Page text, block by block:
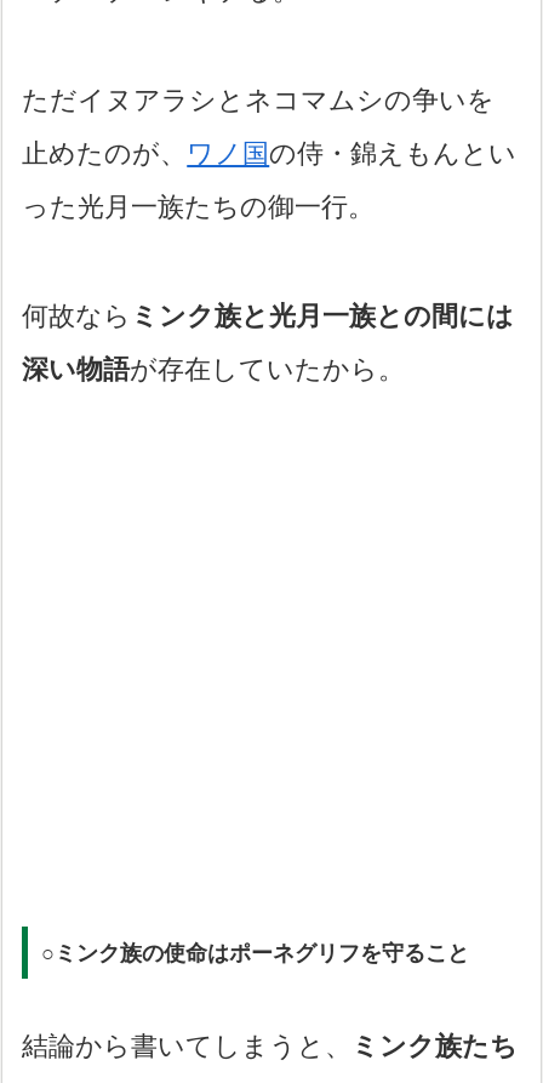
ただイヌアラシとネコマムシの争いを
止めたのが、
ワノ国の侍・錦えもんとい
った光月一族たちの御一行。
何故なら ミンク族と光月一族との間には
深い物語が存在していたから。
○ミンク族の使命はポーネグリフを守ること
結論から書いてしまうと、
ミンク族たち